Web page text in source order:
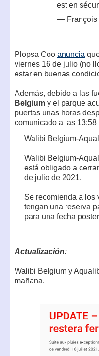
est en
— François
Plopsa Coo anuncia
viernes 16 de julio (no
estar en buenas
Además, debido a las
Belgiumy el parque
puertas unas horas
comunicado a las 13:58
Walibi Belgium-
Walibi Belgium-
está obligado a
de julio de 2021.
Se recomienda a los
tengan una reserva
para una fecha
Actualización:
Walibi Belgium y
mañana.